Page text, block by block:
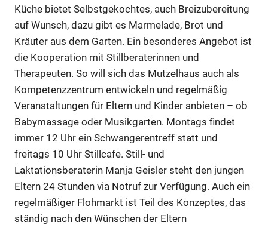
Küche bietet Selbstgekochtes, auch Breizubereitung
auf Wunsch, dazu gibt es Marmelade, Brot und
Kräuter aus dem Garten. Ein besonderes Angebot ist
die Kooperation mit Stillberaterinnen und
Therapeuten. So will sich das Mutzelhaus auch als
Kompetenzzentrum entwickeln und regelmäßig
Veranstaltungen für Eltern und Kinder anbieten – ob
Babymassage oder Musikgarten. Montags findet
immer 12 Uhr ein Schwangerentreff statt und
freitags 10 Uhr Stillcafe. Still- und
Laktationsberaterin Manja Geisler steht den jungen
Eltern 24 Stunden via Notruf zur Verfügung. Auch ein
regelmäßiger Flohmarkt ist Teil des Konzeptes, das
ständig nach den Wünschen der Eltern